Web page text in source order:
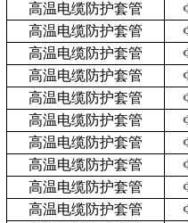
高温电缆防护套管
高温电缆防护套管
高温电缆防护套管
高温电缆防护套管
高温电缆防护套管
高温电缆防护套管
高温电缆防护套管
高温电缆防护套管
高温电缆防护套管
高温电缆防护套管